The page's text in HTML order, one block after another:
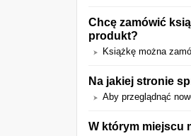
Chcę zamówić
produkt?
Książkę można
Na jakiej stronie
Aby przeglądnąć
W którym miejscu